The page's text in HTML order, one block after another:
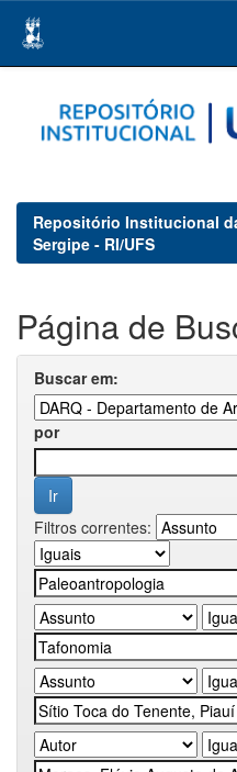
navigation
Repositório Institucional
Sergipe - RI/UFS
Página de
Buscar em:
por
Filtros correntes: